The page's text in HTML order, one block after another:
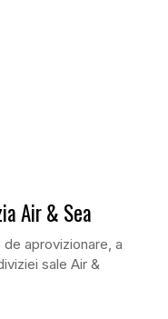
Air & Sea
de aprovizionare, a
sale Air &